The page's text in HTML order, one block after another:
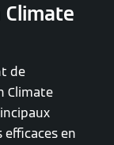
de
Climate
en